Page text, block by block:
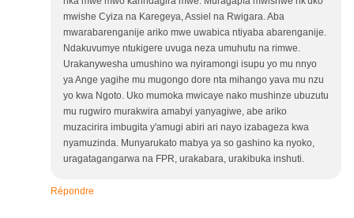
mwishe Cyiza na Karegeya, Assiel na Rwigara. Aba
mwarabarenganije ariko mwe uwabica ntiyaba abarenganije.
Ndakuvumye ntukigere uvuga neza umuhutu na rimwe.
Urakanywesha umushino wa nyiramongi isupu yo mu nnyo
ya Ange yagihe mu mugongo dore nta mihango yava mu nzu
yo kwa Ngoto. Uko mumoka mwicaye nako mushinze ubuzutu
mu rugwiro murakwira amabyi yanyagiwe, abe ariko
muzacirira imbugita y'amugi abiri ari nayo izabageza kwa
nyamuzinda. Munyarukato mabya ya so gashino ka nyoko,
uragatagangarwa na FPR, urakabara, urakibuka inshuti.
Répondre